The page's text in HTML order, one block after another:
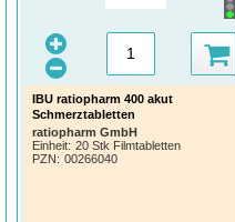
IBU ratiopharm 400 akut
Schmerztabletten
ratiopharm GmbH
Einheit: 20 Stk Filmtabletten
PZN: 00266040